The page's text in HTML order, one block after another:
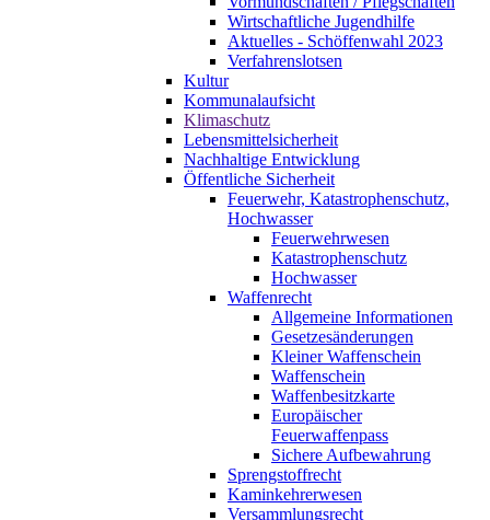
Wirtschaftliche Jugendhilfe
Aktuelles - Schöffenwahl 2023
Verfahrenslotsen
Kultur
Kommunalaufsicht
Klimaschutz
Lebensmittelsicherheit
Nachhaltige Entwicklung
Öffentliche Sicherheit
Feuerwehr, Katastrophenschutz,
Hochwasser
Feuerwehrwesen
Katastrophenschutz
Hochwasser
Waffenrecht
Allgemeine Informationen
Gesetzesänderungen
Kleiner Waffenschein
Waffenschein
Waffenbesitzkarte
Europäischer
Feuerwaffenpass
Sichere Aufbewahrung
Sprengstoffrecht
Kaminkehrerwesen
Versammlungsrecht